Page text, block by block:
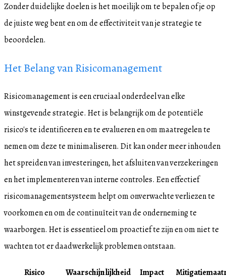
Zonder duidelijke doelen is het moeilijk om te bepalen of je op
de juiste weg bent en om de effectiviteit van je strategie te
beoordelen.
Het Belang van Risicomanagement
Risicomanagement is een cruciaal onderdeel van elke
winstgevende strategie. Het is belangrijk om de potentiële
risico's te identificeren en te evalueren en om maatregelen te
nemen om deze te minimaliseren. Dit kan onder meer inhouden
het spreiden van investeringen, het afsluiten van verzekeringen
en het implementeren van interne controles. Een effectief
risicomanagementsysteem helpt om onverwachte verliezen te
voorkomen en om de continuïteit van de onderneming te
waarborgen. Het is essentieel om proactief te zijn en om niet te
wachten tot er daadwerkelijk problemen ontstaan.
Risico Waarschijnlijkheid Impact